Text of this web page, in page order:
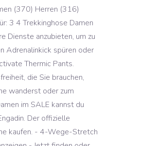
(370) Herren (316)
3 4 Trekkinghose Damen
Dienste anzubieten, um zu
Adrenalinkick spüren oder
Thermic Pants.
die Sie brauchen,
wanderst oder zum
im SALE kannst du
Der offizielle
kaufen. - 4-Wege-Stretch